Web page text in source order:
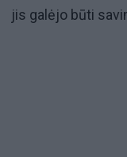
jis galėjo būti